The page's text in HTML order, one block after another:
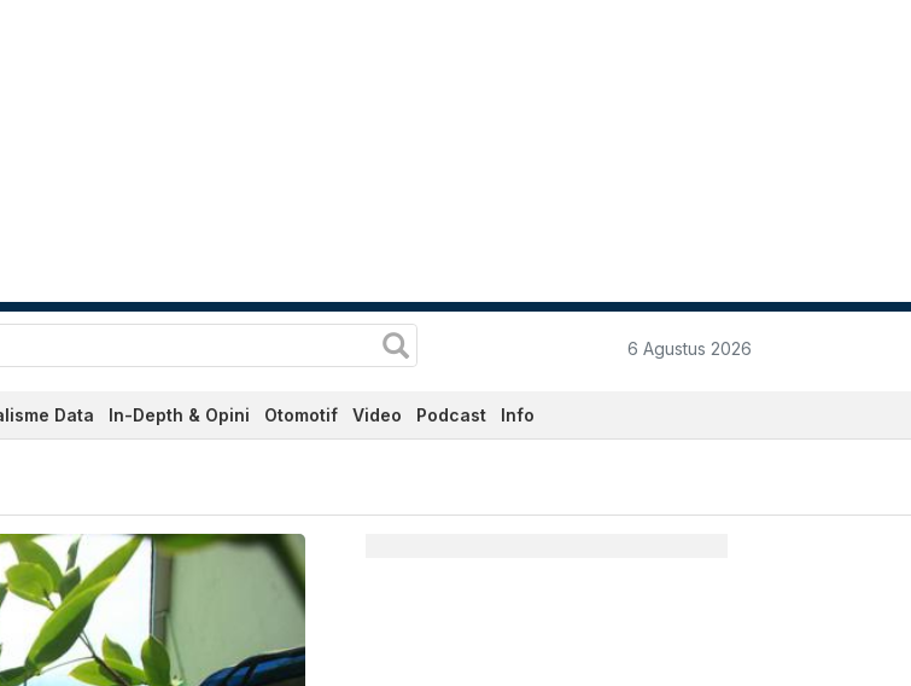
6 Agustus 2026
Data In-Depth & Opini Otomotif Video Podcast Info
Hari Ini - Katadata.co.id